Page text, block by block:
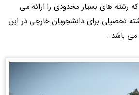
رشته های بسیار محدودی را ارائه می
تحصیلی برای دانشجویان خارجی در این
می باشد .